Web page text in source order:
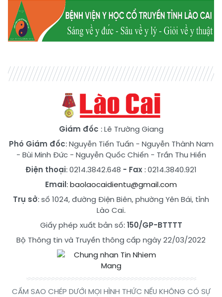
Giám đốc : Lê Trường Giang
Phó Giám đốc:Nguyễn Tiến Tuấn - Nguyễn Thành Nam
- Bùi Minh Đức- Nguyễn Quốc Chiến - Trần Thu Hiền
Điện thoại: 0214.3842.648 - Fax : 0214.3840.921
Email:baolaocaidientu@gmail.com
Trụ sở: số 1024, đường Điện Biên, phường Yên Bái, tỉnh
Lào Cai.
Giấy phép xuất bản số:150/GP-BTTTT
Bộ Thông tin và Truyền thông cấp ngày 22/03/2022
CẤM SAO CHÉP DƯỚI MỌI HÌNH THỨC NẾU KHÔNG CÓ SỰ